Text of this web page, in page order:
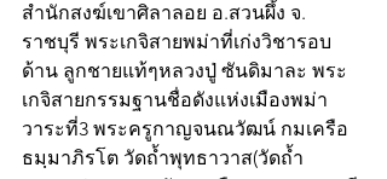
สำนักสงฆ์เขาศิลาลอย อ.สวนผึ้ง​ จ.
ราชบุรี พระเกจิสายพม่าที่เก่งวิชารอบ
ด้าน​ ลูกชายแท้ๆหลวงปู่​ ซันดิมาละ พระ
เกจิสายกรรมฐานชื่อดังแห่งเมืองพม่า
วาระที่3 พระครูกาญจนณวัฒน์​ กมเครือ
ธมฺมา​ภิรโต​ วัดถ้ำพุทธาวาส(วัดถ้ำ